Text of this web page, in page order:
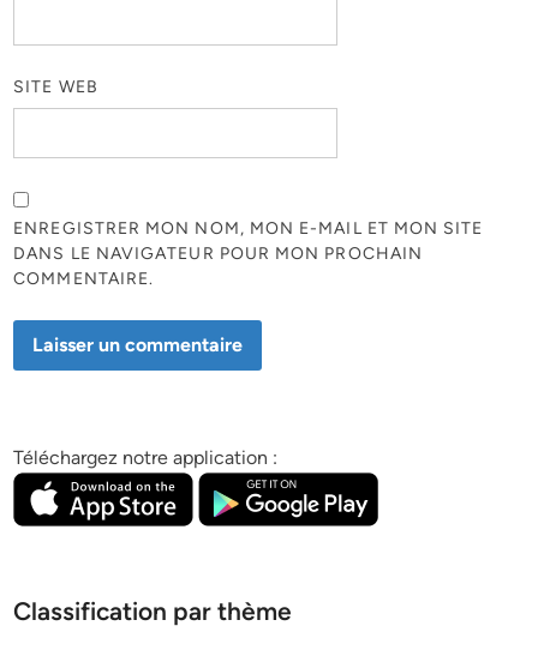
SITE WEB
ENREGISTRER MON NOM, MON E-MAIL ET MON SITE
DANS LE NAVIGATEUR POUR MON PROCHAIN
COMMENTAIRE.
Téléchargez notre application :
Classification par thème